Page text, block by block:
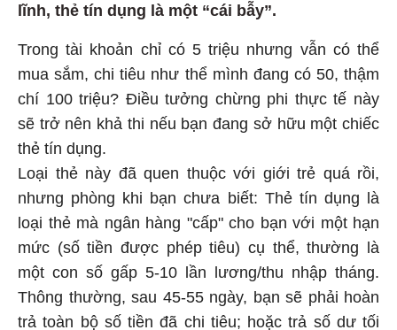
lĩnh, thẻ tín dụng là một “cái bẫy”.
Trong tài khoản chỉ có 5 triệu nhưng vẫn có thể
mua sắm, chi tiêu như thể mình đang có 50, thậm
chí 100 triệu? Điều tưởng chừng phi thực tế này
sẽ trở nên khả thi nếu bạn đang sở hữu một chiếc
thẻ tín dụng.
Loại thẻ này đã quen thuộc với giới trẻ quá rồi,
nhưng phòng khi bạn chưa biết: Thẻ tín dụng là
loại thẻ mà ngân hàng "cấp" cho bạn với một hạn
mức (số tiền được phép tiêu) cụ thể, thường là
một con số gấp 5-10 lần lương/thu nhập tháng.
Thông thường, sau 45-55 ngày, bạn sẽ phải hoàn
trả toàn bộ số tiền đã chi tiêu; hoặc trả số dư tối